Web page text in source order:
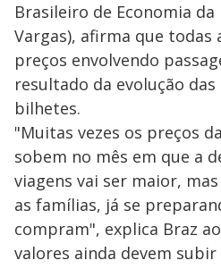
Brasileiro de Economia
Vargas), afirma que todas
preços envolvendo
resultado da evolução
bilhetes.
"Muitas vezes os preços
sobem no mês em que a
viagens vai ser maior,
as famílias, já se
compram", explica Braz
valores ainda devem